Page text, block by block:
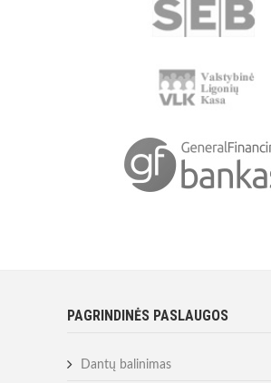
PAGRINDINĖS PASLAUGOS
Dantų balinimas